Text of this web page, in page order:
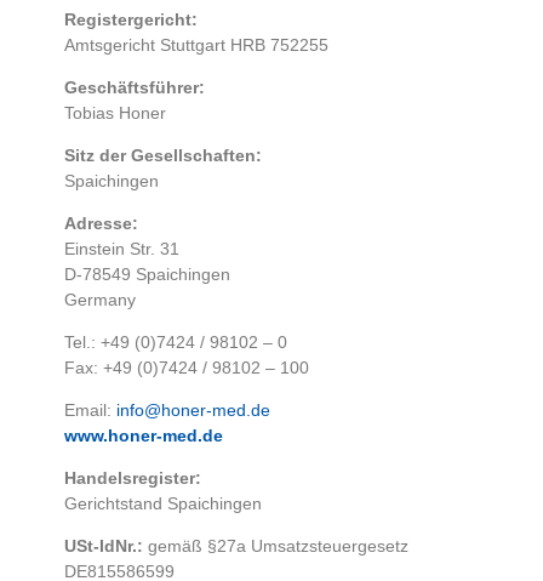
Registergericht:
Amtsgericht Stuttgart HRB 752255
Geschäftsführer:
Tobias Honer
Sitz der Gesellschaften:
Spaichingen
Adresse:
Einstein Str. 31
D-78549 Spaichingen
Germany
Tel.: +49 (0)7424 / 98102 – 0
Fax: +49 (0)7424 / 98102 – 100
Email: info@honer-med.de
www.honer-med.de
Handelsregister:
Gerichtstand Spaichingen
USt-IdNr.: gemäß §27a Umsatzsteuergesetz
DE815586599